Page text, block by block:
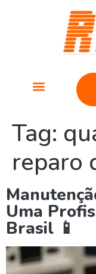
Tag:
reparo
Uma
Brasil 📱